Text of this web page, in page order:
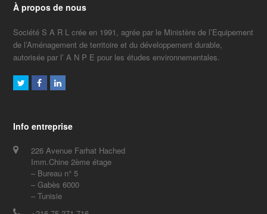
À propos de nous
Société S A R L crée en 1991, agrée par le Ministère de l’Equipement
de l’Aménagement de territoire et du développement durable,
autorisée par l’ A N P E pour les études environnementales.
TwitterFacebookLinkedIn
Info entreprise
226 Avenue Farhat Hached
Imm.Chine 2ème étage
– Bureau n° 5
– Gabès 6000
– Tunisie